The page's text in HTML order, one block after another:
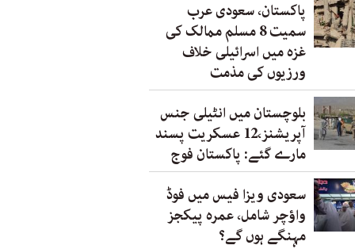
پاکستان، سعودی عرب
سمیت 8 مسلم ممالک کی
غزہ میں اسرائیلی خلاف
ورزیوں کی مذمت
بلوچستان میں انٹیلی جنس
آپریشنز،12 عسکریت پسند
مارے گئے: پاکستان فوج
سعودی ویزا فیس میں فوڈ
واؤچر شامل، عمرہ پیکجز
مہنگے ہوں گے؟